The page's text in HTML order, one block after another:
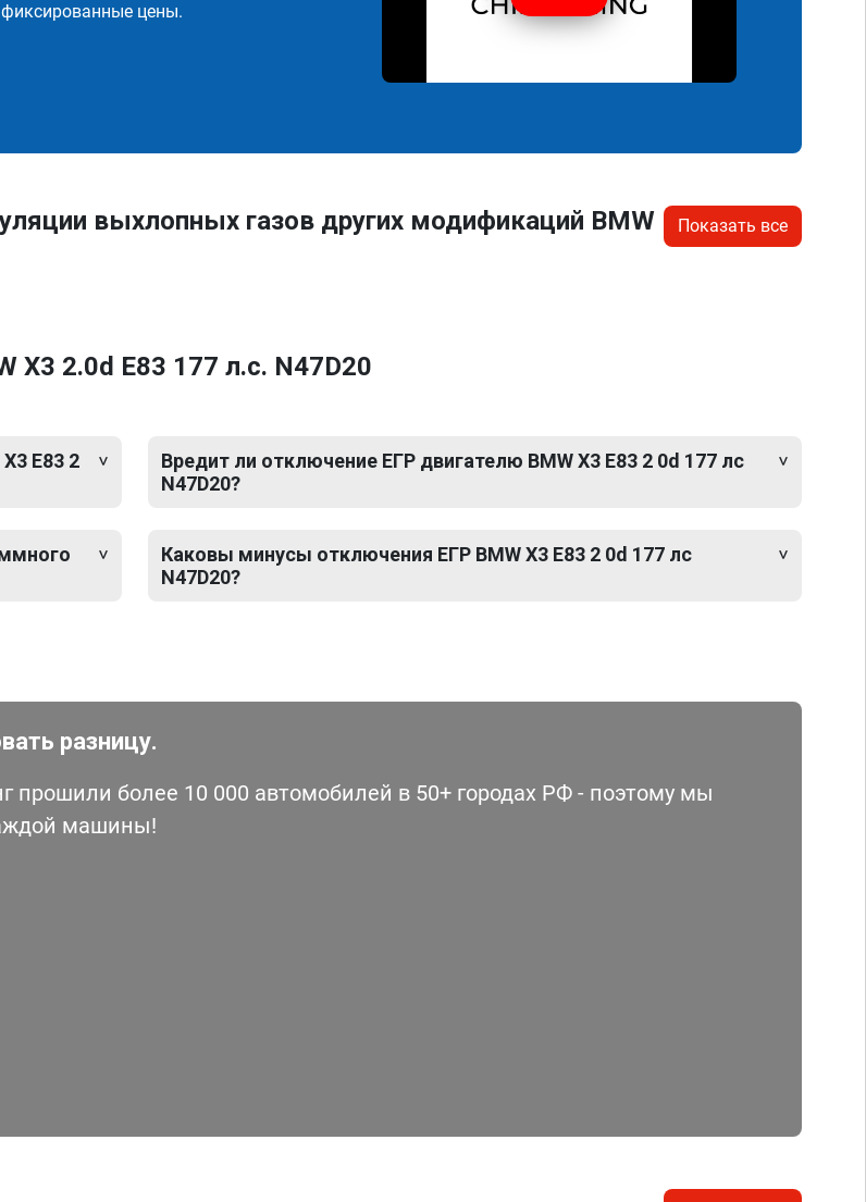
цены.
выхлопных газов других модификаций BMW
Показать все
2.0d E83 177 л.с. N47D20
E83 2
Вредит ли отключение ЕГР двигателю BMW X3 E83 2 0d 177 лс
N47D20?
Каковы минусы отключения ЕГР BMW X3 E83 2 0d 177 лс
N47D20?
разницу.
более 10 000 автомобилей в 50+ городах РФ - поэтому мы
машины!